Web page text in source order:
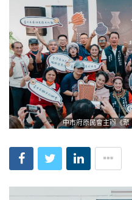
中市府原民會主辦《